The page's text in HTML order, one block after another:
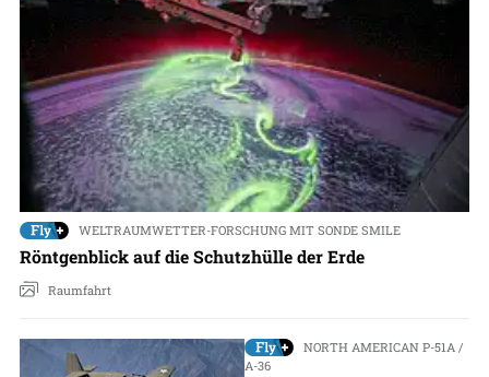
WELTRAUMWETTER-FORSCHUNG MIT SONDE SMILE
Röntgenblick auf die Schutzhülle der Erde
Raumfahrt
NORTH AMERICAN P-51A /
A-36